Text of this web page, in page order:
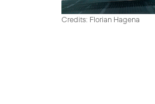
Credits: Florian Hagena